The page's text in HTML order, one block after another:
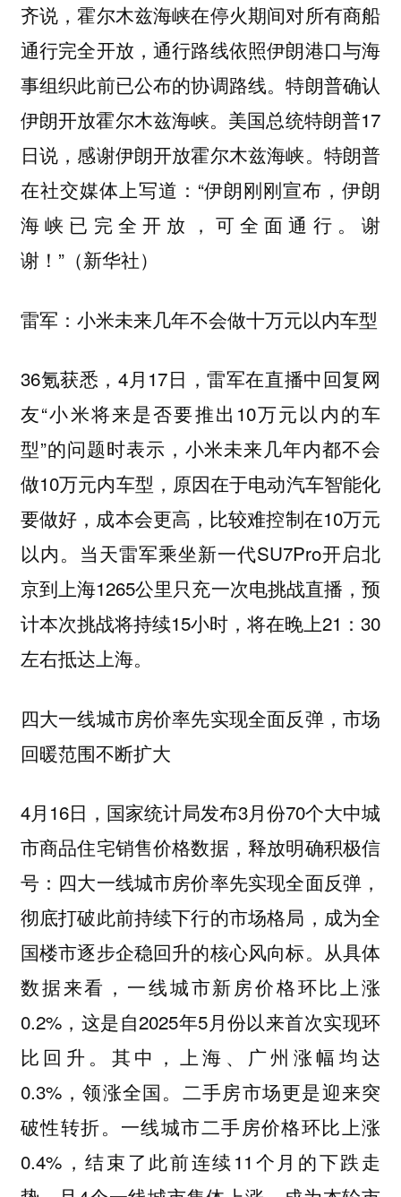
齐说，霍尔木兹海峡在停火期间对所有商船
通行完全开放，通行路线依照伊朗港口与海
事组织此前已公布的协调路线。特朗普确认
伊朗开放霍尔木兹海峡。美国总统特朗普17
日说，感谢伊朗开放霍尔木兹海峡。特朗普
在社交媒体上写道：“伊朗刚刚宣布，伊朗
海峡已完全开放，可全面通行。谢
谢！”（新华社）
雷军：小米未来几年不会做十万元以内车型
36氪获悉，4月17日，雷军在直播中回复网
友“小米将来是否要推出10万元以内的车
型”的问题时表示，小米未来几年内都不会
做10万元内车型，原因在于电动汽车智能化
要做好，成本会更高，比较难控制在10万元
以内。当天雷军乘坐新一代SU7Pro开启北
京到上海1265公里只充一次电挑战直播，预
计本次挑战将持续15小时，将在晚上21：30
左右抵达上海。
四大一线城市房价率先实现全面反弹，市场
回暖范围不断扩大
4月16日，国家统计局发布3月份70个大中城
市商品住宅销售价格数据，释放明确积极信
号：四大一线城市房价率先实现全面反弹，
彻底打破此前持续下行的市场格局，成为全
国楼市逐步企稳回升的核心风向标。从具体
数据来看，一线城市新房价格环比上涨
0.2%，这是自2025年5月份以来首次实现环
比回升。其中，上海、广州涨幅均达
0.3%，领涨全国。二手房市场更是迎来突
破性转折。一线城市二手房价格环比上涨
0.4%，结束了此前连续11个月的下跌走